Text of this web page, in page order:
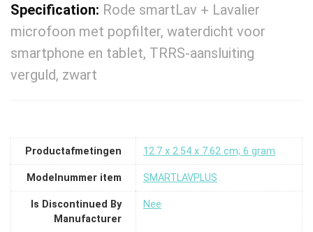
Specification: Rode smartLav + Lavalier
microfoon met popfilter, waterdicht voor
smartphone en tablet, TRRS-aansluiting
verguld, zwart
Productafmetingen ‎12.7 x 2.54 x 7.62 cm; 6 gram
Modelnummer item ‎SMARTLAVPLUS
Is Discontinued By
Manufacturer
‎Nee